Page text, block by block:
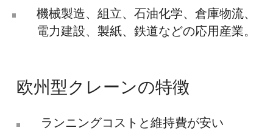
機械製造、組立、石油化学、倉庫物流、
電力建設、製紙、鉄道などの応用産業。
欧州型クレーンの特徴
ランニングコストと維持費が安い